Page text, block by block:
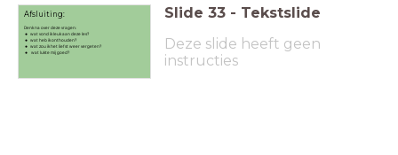
Afsluiting:
Denk na over deze vragen:
wat vond ik leuk aan deze les?
wat heb ik onthouden?
wat zou ik het liefst weer vergeten?
wat lukte mij goed?
Slide 33 - Tekstslide
Deze slide heeft geen
instructies